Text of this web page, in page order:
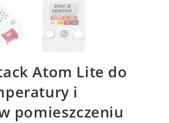
Atom Lite do
i
pomieszczeniu